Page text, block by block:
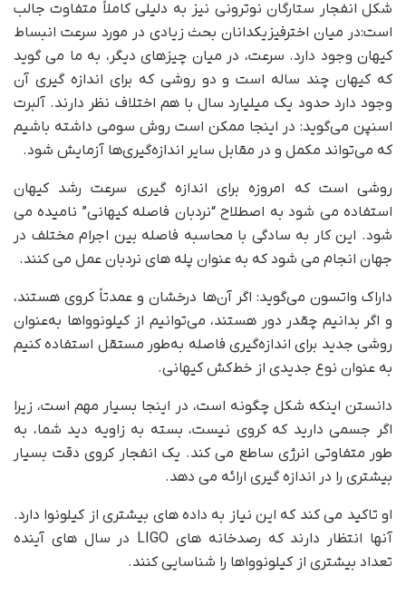
شکل انفجار ستارگان نوترونی نیز به دلیلی کاملاً متفاوت جالب
است:در میان اخترفیزیکدانان بحث زیادی در مورد سرعت انبساط
کیهان وجود دارد. سرعت، در میان چیزهای دیگر، به ما می گوید
که کیهان چند ساله است و دو روشی که برای اندازه گیری آن
وجود دارد حدود یک میلیارد سال با هم اختلاف نظر دارند. آلبرت
اسنپن می‌گوید: در اینجا ممکن است روش سومی داشته باشیم
که می‌تواند مکمل و در مقابل سایر اندازه‌گیری‌ها آزمایش شود.
روشی است که امروزه برای اندازه گیری سرعت رشد کیهان
استفاده می شود به اصطلاح “نردبان فاصله کیهانی” نامیده می
شود. این کار به سادگی با محاسبه فاصله بین اجرام مختلف در
جهان انجام می شود که به عنوان پله های نردبان عمل می کنند.
داراک واتسون می‌گوید: اگر آن‌ها درخشان و عمدتاً کروی هستند،
و اگر بدانیم چقدر دور هستند، می‌توانیم از کیلونوواها به‌عنوان
روشی جدید برای اندازه‌گیری فاصله به‌طور مستقل استفاده کنیم
به عنوان نوع جدیدی از خط‌کش کیهانی.
دانستن اینکه شکل چگونه است، در اینجا بسیار مهم است، زیرا
اگر جسمی دارید که کروی نیست، بسته به زاویه دید شما، به
طور متفاوتی انرژی ساطع می کند. یک انفجار کروی دقت بسیار
بیشتری را در اندازه گیری ارائه می دهد.
او تاکید می کند که این نیاز به داده های بیشتری از کیلونوا دارد.
آنها انتظار دارند که رصدخانه های LIGO در سال های آینده
تعداد بیشتری از کیلونوواها را شناسایی کنند.